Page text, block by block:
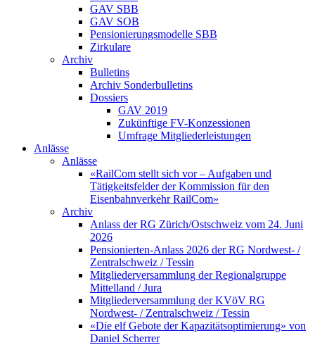
GAV SBB
GAV SOB
Pensionierungsmodelle SBB
Zirkulare
Archiv
Bulletins
Archiv Sonderbulletins
Dossiers
GAV 2019
Zukünftige FV-Konzessionen
Umfrage Mitgliederleistungen
Anlässe
Anlässe
«RailCom stellt sich vor – Aufgaben und
Tätigkeitsfelder der Kommission für den
Eisenbahnverkehr RailCom»
Archiv
Anlass der RG Zürich/Ostschweiz vom 24. Juni
2026
Pensionierten-Anlass 2026 der RG Nordwest- /
Zentralschweiz / Tessin
Mitgliederversammlung der Regionalgruppe
Mittelland / Jura
Mitgliederversammlung der KVöV RG
Nordwest- / Zentralschweiz / Tessin
«Die elf Gebote der Kapazitätsoptimierung» von
Daniel Scherrer